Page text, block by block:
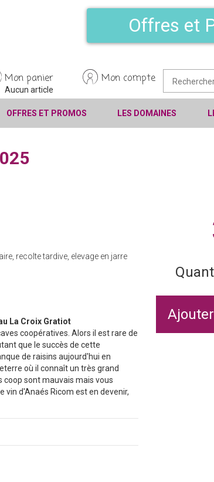
Offres et
Mon panier
Aucun article
Mon compte
OFFRES ET PROMOS LES DOMAINES
recolte tardive, elevage en jarre
La Croix Gratiot
coopératives. Alors il est rare de
que le succès de cette
de raisins aujourd'hui en
où il connaît un très grand
coop sont mauvais mais vous
vin d'Anaés Ricom est en devenir,